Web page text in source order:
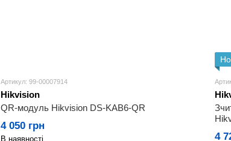
Артикул: 99-00007914
Hikvision
QR-модуль Hikvision DS-KAB6-QR
4 050 грн
В наявності 4